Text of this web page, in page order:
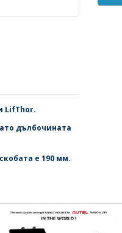
LifThor.
дълбочината
е 190 мм.